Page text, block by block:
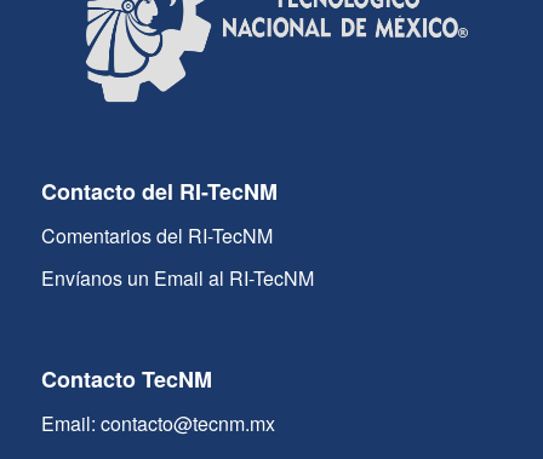
Contacto del RI-TecNM
Comentarios del RI-TecNM
Envíanos un Email al RI-TecNM
Contacto TecNM
Email: contacto@tecnm.mx